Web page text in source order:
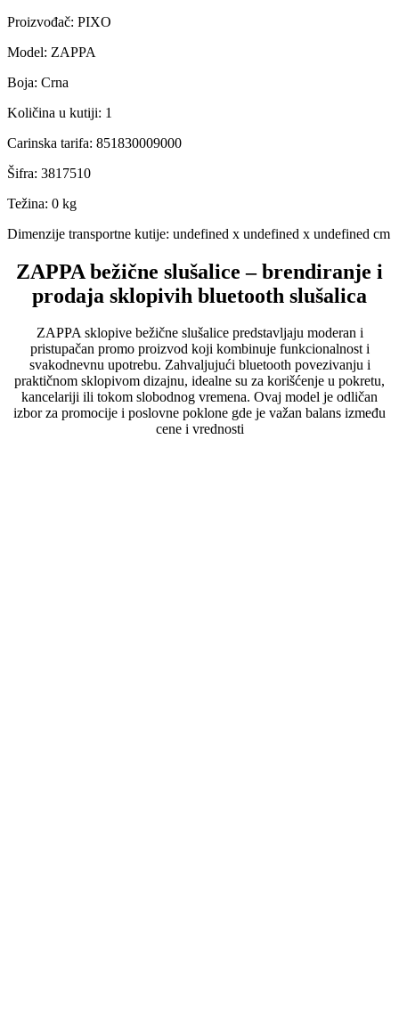
Proizvođač: PIXO
Model: ZAPPA
Boja: Crna
Količina u kutiji: 1
Carinska tarifa: 851830009000
Šifra: 3817510
Težina: 0 kg
Dimenzije transportne kutije: undefined x undefined x undefined cm
ZAPPA bežične slušalice – brendiranje i
prodaja sklopivih bluetooth slušalica
ZAPPA sklopive bežične slušalice predstavljaju moderan i
pristupačan promo proizvod koji kombinuje funkcionalnost i
svakodnevnu upotrebu. Zahvaljujući bluetooth povezivanju i
praktičnom sklopivom dizajnu, idealne su za korišćenje u pokretu,
kancelariji ili tokom slobodnog vremena. Ovaj model je odličan
izbor za promocije i poslovne poklone gde je važan balans između
cene i vrednosti